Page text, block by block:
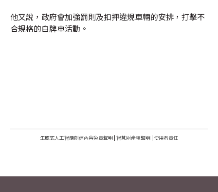
他又說，政府會加強罰則及扣押違規車輛的安排，打擊不
合規格的白牌車活動。
生成式人工智能創建內容免責聲明 | 智慧財產權聲明 | 使用者責任